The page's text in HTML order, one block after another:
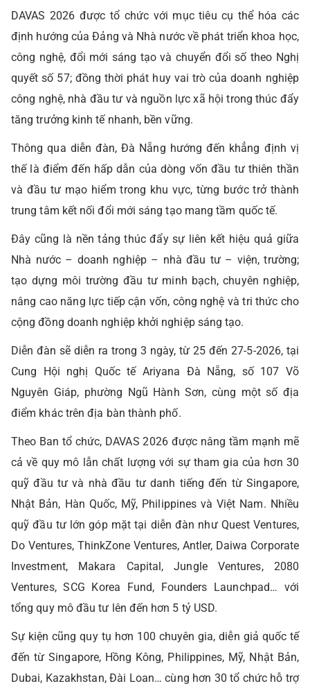
DAVAS 2026 được tổ chức với mục tiêu cụ thể hóa các
định hướng của Đảng và Nhà nước về phát triển khoa học,
công nghệ, đổi mới sáng tạo và chuyển đổi số theo Nghị
quyết số 57; đồng thời phát huy vai trò của doanh nghiệp
công nghệ, nhà đầu tư và nguồn lực xã hội trong thúc đẩy
tăng trưởng kinh tế nhanh, bền vững.
Thông qua diễn đàn, Đà Nẵng hướng đến khẳng định vị
thế là điểm đến hấp dẫn của dòng vốn đầu tư thiên thần
và đầu tư mạo hiểm trong khu vực, từng bước trở thành
trung tâm kết nối đổi mới sáng tạo mang tầm quốc tế.
Đây cũng là nền tảng thúc đẩy sự liên kết hiệu quả giữa
Nhà nước – doanh nghiệp – nhà đầu tư – viện, trường;
tạo dựng môi trường đầu tư minh bạch, chuyên nghiệp,
nâng cao năng lực tiếp cận vốn, công nghệ và tri thức cho
cộng đồng doanh nghiệp khởi nghiệp sáng tạo.
Diễn đàn sẽ diễn ra trong 3 ngày, từ 25 đến 27-5-2026, tại
Cung Hội nghị Quốc tế Ariyana Đà Nẵng, số 107 Võ
Nguyên Giáp, phường Ngũ Hành Sơn, cùng một số địa
điểm khác trên địa bàn thành phố.
Theo Ban tổ chức, DAVAS 2026 được nâng tầm mạnh mẽ
cả về quy mô lẫn chất lượng với sự tham gia của hơn 30
quỹ đầu tư và nhà đầu tư danh tiếng đến từ Singapore,
Nhật Bản, Hàn Quốc, Mỹ, Philippines và Việt Nam. Nhiều
quỹ đầu tư lớn góp mặt tại diễn đàn như Quest Ventures,
Do Ventures, ThinkZone Ventures, Antler, Daiwa Corporate
Investment, Makara Capital, Jungle Ventures, 2080
Ventures, SCG Korea Fund, Founders Launchpad… với
tổng quy mô đầu tư lên đến hơn 5 tỷ USD.
Sự kiện cũng quy tụ hơn 100 chuyên gia, diễn giả quốc tế
đến từ Singapore, Hồng Kông, Philippines, Mỹ, Nhật Bản,
Dubai, Kazakhstan, Đài Loan… cùng hơn 30 tổ chức hỗ trợ